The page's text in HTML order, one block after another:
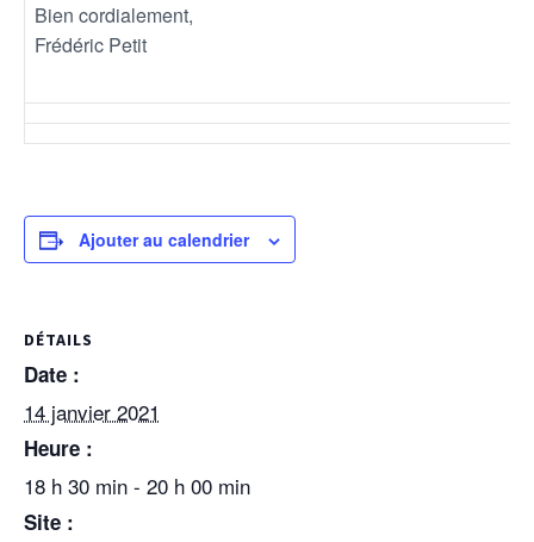
Bien cordialement,
Frédéric Petit
Ajouter au calendrier
DÉTAILS
Date :
14 janvier 2021
Heure :
18 h 30 min - 20 h 00 min
Site :